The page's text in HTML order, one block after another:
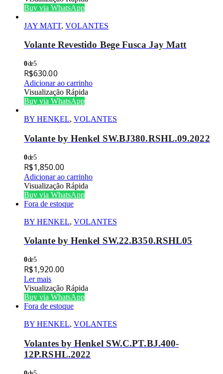
Buy via WhatsApp
JAY MATT, VOLANTES
Volante Revestido Bege Fusca Jay Matt
0de 5
R$630.00
Adicionar ao carrinho
Visualização Rápida
Buy via WhatsApp
BY HENKEL, VOLANTES
Volante by Henkel SW.BJ380.RSHL.09.2022
0de 5
R$1,850.00
Adicionar ao carrinho
Visualização Rápida
Buy via WhatsApp
Fora de estoque
BY HENKEL, VOLANTES
Volante by Henkel SW.22.B350.RSHL05
0de 5
R$1,920.00
Ler mais
Visualização Rápida
Buy via WhatsApp
Fora de estoque
BY HENKEL, VOLANTES
Volantes by Henkel SW.C.PT.BJ.400-
12P.RSHL.2022